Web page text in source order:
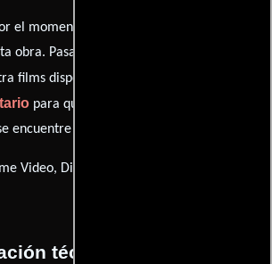
el momento no contamos con enlaces a
obra. Pasa por nuestro catálogo de
films disponibles. También puedes
para que le demos prioridad y te
encuentre disponible
Video, Disney+
técnica y general